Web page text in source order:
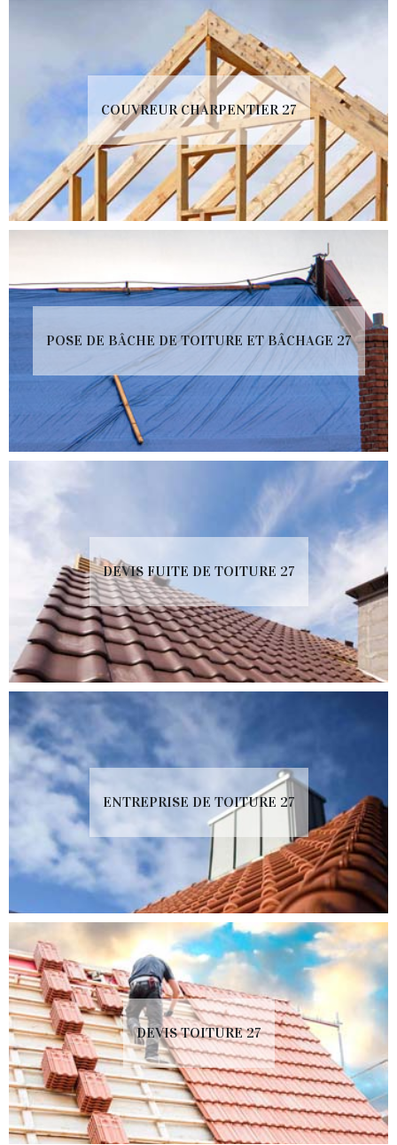
COUVREUR CHARPENTIER 27
POSE DE BÂCHE DE TOITURE ET BÂCHAGE 27
DEVIS FUITE DE TOITURE 27
ENTREPRISE DE TOITURE 27
DEVIS TOITURE 27